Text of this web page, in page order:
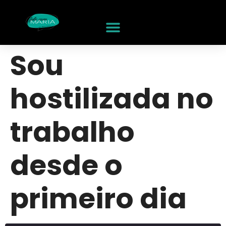
Sou
hostilizada no
trabalho
desde o
primeiro dia